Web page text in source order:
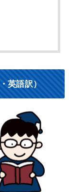
英語訳）